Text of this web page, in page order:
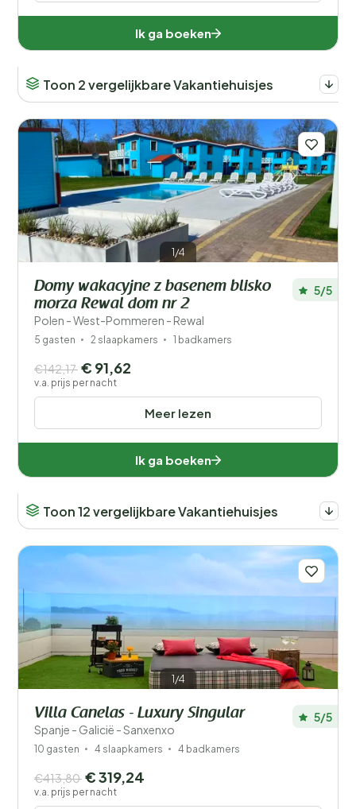
Ik ga boeken
Toon 2 vergelijkbare Vakantiehuisjes
1/4
Domy wakacyjne z basenem blisko
morza Rewal dom nr 2
Polen - West-Pommeren - Rewal
5/5
5 gasten 2 slaapkamers 1 badkamers
Meer lezen
€142,17 € 91,62
v.a. prijs per nacht
Ik ga boeken
Toon 12 vergelijkbare Vakantiehuisjes
1/4
Villa Canelas - Luxury Singular
Spanje - Galicië - Sanxenxo
5/5
10 gasten 4 slaapkamers 4 badkamers
€413,80 € 319,24
v.a. prijs per nacht